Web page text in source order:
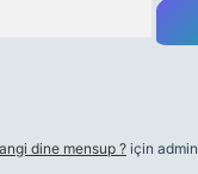
dine mensup ? için admin